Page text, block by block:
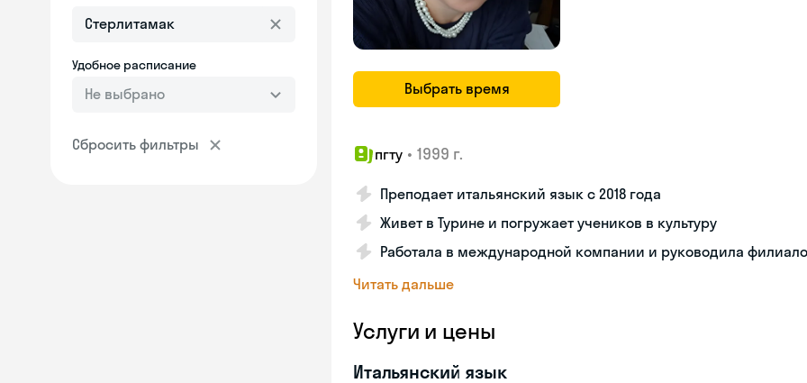
Удобное расписание
Не выбрано
Сбросить фильтры
Выбрать время
пгту • 1999 г.
Преподает итальянский язык с 2018 года
Живет в Турине и погружает учеников в культуру
Работала в международной компании и руководила
Читать дальше
Услуги и цены
Итальянский язык